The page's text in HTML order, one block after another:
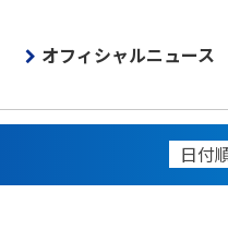
オフィシャルニュース